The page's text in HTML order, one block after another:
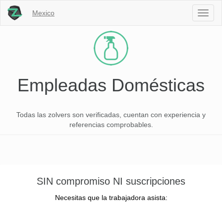
Mexico
Empleadas Domésticas
Todas las zolvers son verificadas, cuentan con experiencia y
referencias comprobables.
SIN compromiso NI suscripciones
Necesitas que la trabajadora asista: